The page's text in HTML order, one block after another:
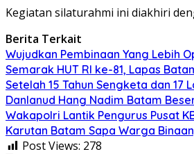
Kegiatan silaturahmi ini diakhiri
Berita Terkait
Wujudkan Pembinaan Yang Lebih
Semarak HUT RI ke-81, Lapas
Setelah 15 Tahun Sengketa dan 17
Danlanud Hang Nadim Batam
Wakapolri Lantik Pengurus Pusat
Karutan Batam Sapa Warga
Post Views: 278